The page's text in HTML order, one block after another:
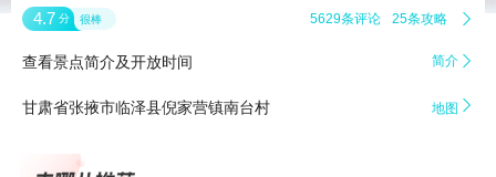
4.7 分 很棒 5629条评论 25条攻略 
查看景点简介及开放时间 简介 
甘肃省张掖市临泽县倪家营镇南台村 地图 